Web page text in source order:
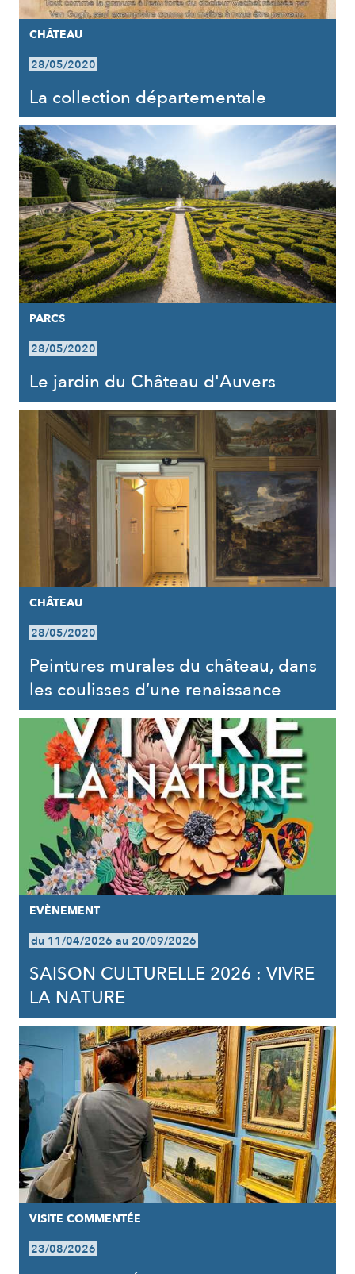
CHÂTEAU
28/05/2020
La collection départementale
PARCS
28/05/2020
Le jardin du Château d'Auvers
CHÂTEAU
28/05/2020
Peintures murales du château, dans
les coulisses d’une renaissance
EVÈNEMENT
du 11/04/2026 au 20/09/2026
SAISON CULTURELLE 2026 : VIVRE
LA NATURE
VISITE COMMENTÉE
23/08/2026